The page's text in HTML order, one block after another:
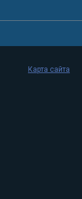
Карта сайта